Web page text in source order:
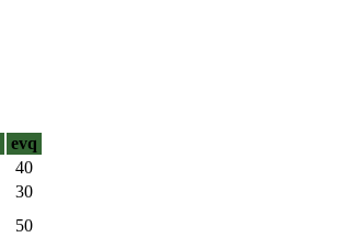
evq
40
30
50